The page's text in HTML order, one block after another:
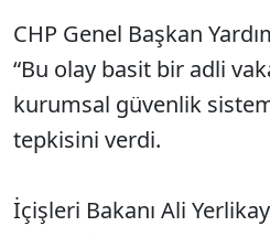
CHP Genel Başkan
“Bu olay basit bir adli
kurumsal güvenlik
tepkisini verdi.
İçişleri Bakanı Ali